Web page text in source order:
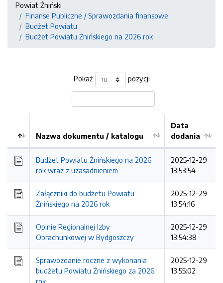
Powiat Żniński
Finanse Publiczne / Sprawozdania finansowe
Budżet Powiatu
Budżet Powiatu Żnińskiego na 2026 rok
Pokaż pozycji
Kolejność
Nazwa dokumentu / katalogu
Data
dodania
Budżet Powiatu Żnińskiego na 2026
rok wraz z uzasadnieniem
2025-12-29
13:53:54
Załączniki do budżetu Powiatu
Żnińskiego na 2026 rok
2025-12-29
13:54:16
Opinie Regionalnej Izby
Obrachunkowej w Bydgoszczy
2025-12-29
13:54:38
Sprawozdanie roczne z wykonania
budżetu Powiatu Żnińskiego za 2026
rok
2025-12-29
13:55:02